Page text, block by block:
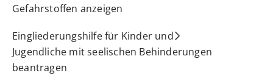
Gefahrstoffen anzeigen
Eingliederungshilfe für Kinder und
Jugendliche mit seelischen Behinderungen
beantragen